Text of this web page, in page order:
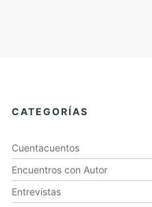
CATEGORÍAS
Cuentacuentos
Encuentros con Autor
Entrevistas